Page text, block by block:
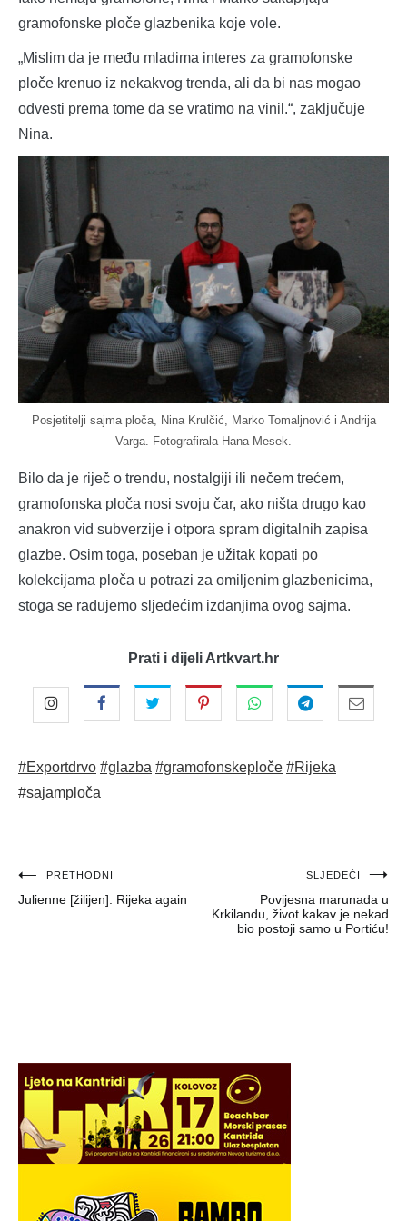
gramofonske ploče glazbenika koje vole.
„Mislim da je među mladima interes za gramofonske
ploče krenuo iz nekakvog trenda, ali da bi nas mogao
odvesti prema tome da se vratimo na vinil.“, zaključuje
Nina.
Posjetitelji sajma ploča, Nina Krulčić, Marko Tomaljnović i Andrija
Varga. Fotografirala Hana Mesek.
Bilo da je riječ o trendu, nostalgiji ili nečem trećem,
gramofonska ploča nosi svoju čar, ako ništa drugo kao
anakron vid subverzije i otpora spram digitalnih zapisa
glazbe. Osim toga, poseban je užitak kopati po
kolekcijama ploča u potrazi za omiljenim glazbenicima,
stoga se radujemo sljedećim izdanjima ovog sajma.
Prati i dijeli Artkvart.hr
#Exportdrvo #glazba #gramofonskeploče #Rijeka
#sajamploča
Navigacija
objava
PRETHODNI
Julienne [žilijen]: Rijeka again
SLJEDEĆI
Povijesna marunada u
Krkilandu, život kakav je nekad
bio postoji samo u Portiću!